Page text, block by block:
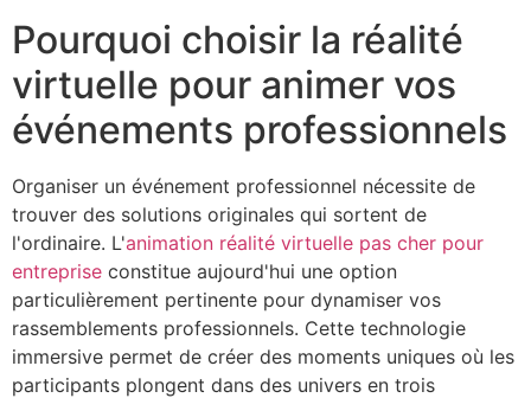
Pourquoi choisir la réalité
virtuelle pour animer vos
événements professionnels
Organiser un événement professionnel nécessite de
trouver des solutions originales qui sortent de
l'ordinaire. L'animation réalité virtuelle pas cher pour
entreprise constitue aujourd'hui une option
particulièrement pertinente pour dynamiser vos
rassemblements professionnels. Cette technologie
immersive permet de créer des moments uniques où les
participants plongent dans des univers en trois